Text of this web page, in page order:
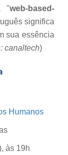
"web-based-
significa
sua essência
canaltech)
Humanos
às 19h